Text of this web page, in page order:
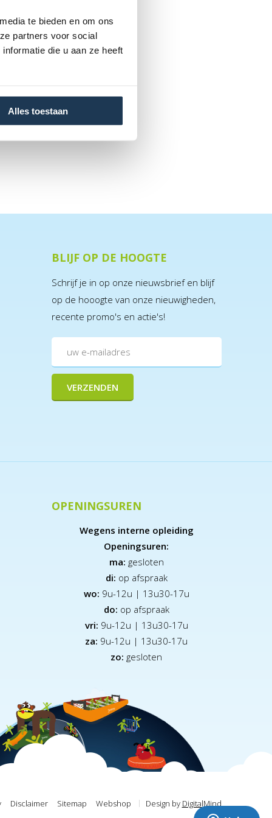
te bieden en om ons
partners voor social
die u aan ze heeft
Alles toestaan
BLIJF OP DE HOOGTE
Schrijf je in op onze nieuwsbrief en blijf
op de hooogte van onze nieuwigheden,
recente promo's en actie's!
OPENINGSUREN
Wegens interne opleiding
Openingsuren:
ma: gesloten
di: op afspraak
wo: 9u-12u | 13u30-17u
do: op afspraak
vri: 9u-12u | 13u30-17u
za: 9u-12u | 13u30-17u
zo: gesloten
Disclaimer Sitemap Webshop Design by DigitalMind